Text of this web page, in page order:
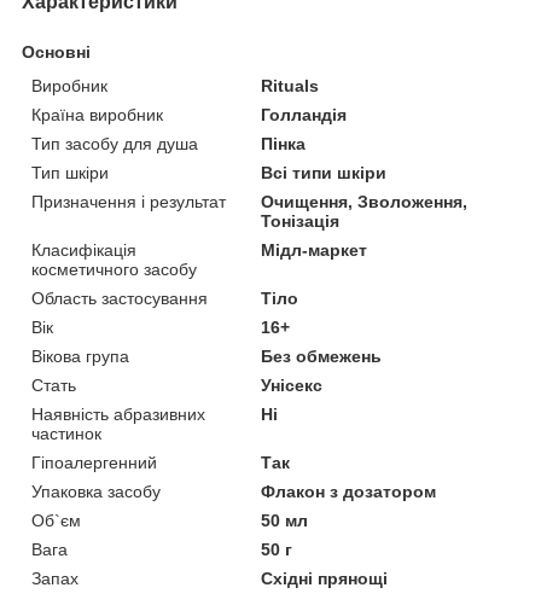
Основні
Виробник
Rituals
Країна виробник
Голландія
Тип засобу для душа
Пінка
Тип шкіри
Всі типи шкіри
Призначення і результат
Очищення, Зволоження,
Тонізація
Класифікація
косметичного засобу
Мідл-маркет
Область застосування
Тіло
Вік
16+
Вікова група
Без обмежень
Стать
Унісекс
Наявність абразивних
частинок
Ні
Гіпоалергенний
Так
Упаковка засобу
Флакон з дозатором
Об`єм
50 мл
Вага
50 г
Запах
Східні прянощі